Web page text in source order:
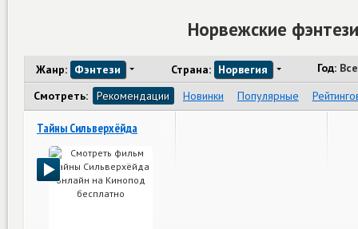
Норвежские
Жанр: Фэнтези Страна: Норвегия Год:
Смотреть:
Рекомендации Новинки Популярные
Тайны Сильверхёйда